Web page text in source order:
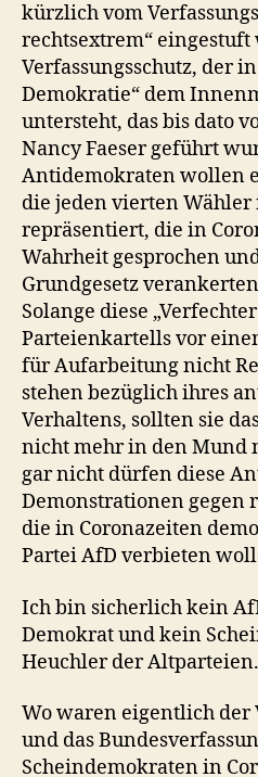
kürzlich vom
rechtsextrem“
Verfassungsschutz, der
Demokratie“ dem
untersteht, das bis dato
Nancy Faeser geführt
Antidemokraten wollen
die jeden vierten Wähler
repräsentiert, die in
Wahrheit gesprochen
Grundgesetz
Solange diese
Parteienkartells vor
für Aufarbeitung nicht
stehen bezüglich ihres
Verhaltens, sollten sie
nicht mehr in den Mund
gar nicht dürfen diese
Demonstrationen gegen
die in Coronazeiten
Partei AfD verbieten
Ich bin sicherlich kein
Demokrat und kein
Heuchler der Altparteien.
Wo waren eigentlich der
und das
Scheindemokraten in